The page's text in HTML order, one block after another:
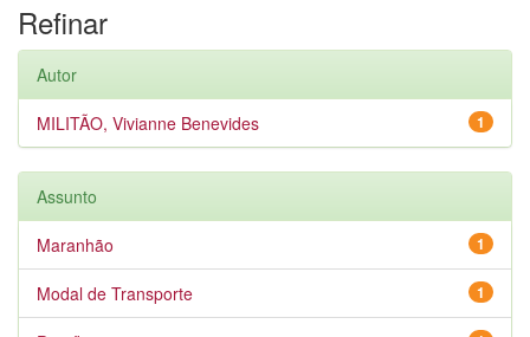
Refinar
Autor
1
MILITÃO, Vivianne Benevides
Assunto
1
Maranhão
1
Modal de Transporte